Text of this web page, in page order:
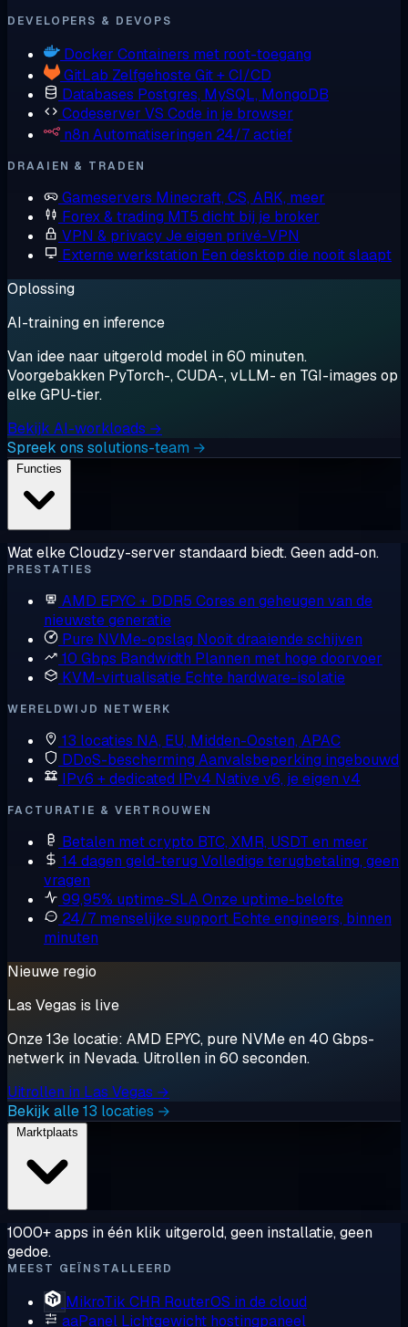
DEVELOPERS & DEVOPS
Docker Containers met root-toegang
GitLab Zelfgehoste Git + CI/CD
Databases Postgres, MySQL, MongoDB
Codeserver VS Code in je browser
n8n Automatiseringen 24/7 actief
DRAAIEN & TRADEN
Gameservers Minecraft, CS, ARK, meer
Forex & trading MT5 dicht bij je broker
VPN & privacyJe eigen privé-VPN
Externe werkstation Een desktop die nooit slaapt
Oplossing
AI-training en inference
Van idee naar uitgerold model in 60 minuten.
Voorgebakken PyTorch-, CUDA-, vLLM- en TGI-images op
elke GPU-tier.
Bekijk AI-workloads →
Spreek ons solutions-team →
Wat elke Cloudzy-server standaard biedt. Geen add-on.
PRESTATIES
AMD EPYC + DDR5 Cores en geheugen van de
nieuwste generatie
Pure NVMe-opslag Nooit draaiende schijven
10 Gbps Bandwidth Plannen met hoge doorvoer
KVM-virtualisatie Echte hardware-isolatie
WERELDWIJD NETWERK
13 locaties NA, EU, Midden-Oosten, APAC
DDoS-bescherming Aanvalsbeperking ingebouwd
IPv6 + dedicated IPv4 Native v6, je eigen v4
FACTURATIE & VERTROUWEN
Betalen met crypto BTC, XMR, USDT en meer
14 dagen geld-terug Volledige terugbetaling, geen
vragen
99,95% uptime-SLAOnze uptime-belofte
24/7 menselijke support Echte engineers, binnen
minuten
Nieuwe regio
Las Vegas is live
Onze 13e locatie: AMD EPYC, pure NVMe en 40 Gbps-
netwerk in Nevada. Uitrollen in 60 seconden.
Uitrollen in Las Vegas →
Bekijk alle 13 locaties →
1000+ apps in één klik uitgerold, geen installatie, geen
gedoe.
MEEST GEÏNSTALLEERD
MikroTik CHR RouterOS in de cloud
aaPanel Lichtgewicht hostingpaneel